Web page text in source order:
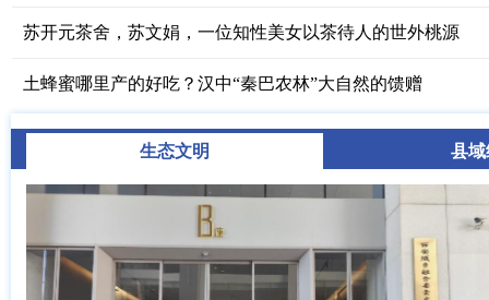
苏开元茶舍，苏文娟，一位知性美女以茶待人的世外桃源
土蜂蜜哪里产的好吃？汉中“秦巴农林”大自然的馈赠
生态文明 县